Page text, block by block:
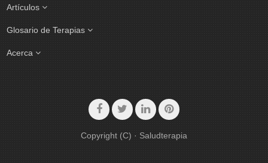
Artículos
Glosario de Terapias
Acerca
Copyright (C) · Saludterapia